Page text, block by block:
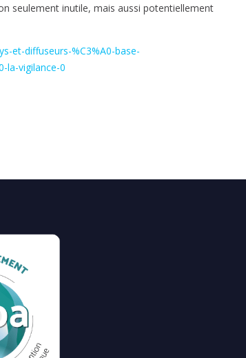
seulement inutile, mais aussi potentiellement
et-diffuseurs-%C3%A0-base-
la-vigilance-0